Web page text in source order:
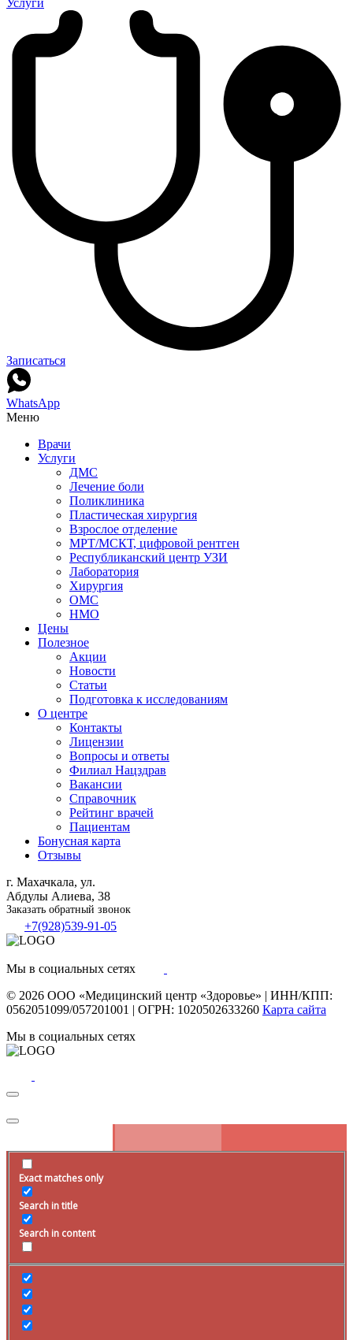
Записаться
WhatsApp
Меню
Врачи
Услуги
ДМС
Лечение боли
Поликлиника
Пластическая хирургия
Взрослое отделение
МРТ/МСКТ, цифровой рентген
Республиканский центр УЗИ
Лаборатория
Хирургия
ОМС
НМО
Цены
Полезное
Акции
Новости
Статьи
Подготовка к исследованиям
О центре
Контакты
Лицензии
Вопросы и ответы
Филиал Нацздрав
Вакансии
Справочник
Рейтинг врачей
Пациентам
Бонусная карта
Отзывы
г. Махачкала, ул.
Абдулы Алиева, 38
Заказать обратный звонок
+7(928)539-91-05
Мы в социальных сетях
© 2026 ООО «Медицинский центр «Здоровье» | ИНН/КПП:
0562051099/057201001 | ОГРН: 1020502633260 Карта сайта
Мы в социальных сетях
Exact matches only
Search in title
Search in content